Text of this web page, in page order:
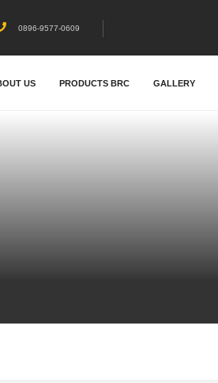
0896-9577-0609
US PRODUCTS BRC GALLERY